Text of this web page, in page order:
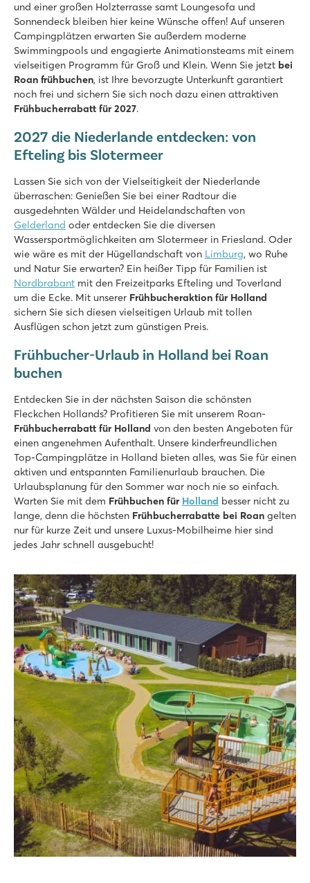
★ ★ ★ ★
Hallenbad und Freibad mit Rutschen und Badesee mit Strand
Umfangreiches Unterhaltungsprogramm und Indoor-
An der wunderschönen Hochmoorlandschaft De Peel
De Twee Bruggen
De Twee Bruggen
★ ★ ★
★
Innen- und Außenpool mit Rutschen
Themenpark Bumblebee World nur 20 Autominuten entfernt!
Mitten in der Nationalen Landschaft Winterswijk
Marvilla Parks Friese Meren
Marvilla Parks Friese Meren
Holland - - Friesland - Lemmer
★ ★ ★
Überschaubares Hallenbad
Gemütliches Restaurant mit schöner Terrasse
Vakantiepark Ackersate
Holland - - Gelderland - Voorthuizen
★ ★ ★ ★
Hallen- und Freibad und neuer Wasserspielplatz im Jahr 2026
Vielfältiges Animationsprogramm für Jung & Alt
Großartiger Sternecamping auf der Veluwe
TerSpegelt
TerSpegelt
Holland - - Nordbrabant - Eersel
Hallenbad und überdachter SterrenStrand
Einrichtungen und Animation für Groß & Klein
In den wunderschönen Kempen in Brabant gelegen
und einer großen Holzterrasse samt Loungesofa und
Sonnendeck bleiben hier keine Wünsche offen! Auf unseren
Campingplätzen erwarten Sie außerdem moderne
Swimmingpools und engagierte Animationsteams mit einem
vielseitigen Programm für Groß und Klein. Wenn Sie jetzt bei
Roan frühbuchen, ist Ihre bevorzugte Unterkunft garantiert
noch frei und sichern Sie sich noch dazu einen attraktiven
Frühbucherrabatt für 2027.
2027 die Niederlande entdecken: von
Efteling bis Slotermeer
Lassen Sie sich von der Vielseitigkeit der Niederlande
überraschen: Genießen Sie bei einer Radtour die
ausgedehnten Wälder und Heidelandschaften von
Gelderland oder entdecken Sie die diversen
Wassersportmöglichkeiten am Slotermeer in Friesland. Oder
wie wäre es mit der Hügellandschaft von Limburg, wo Ruhe
und Natur Sie erwarten? Ein heißer Tipp für Familien ist
Nordbrabant mit den Freizeitparks Efteling und Toverland
um die Ecke. Mit unserer Frühbucheraktion für Holland
sichern Sie sich diesen vielseitigen Urlaub mit tollen
Ausflügen schon jetzt zum günstigen Preis.
Frühbucher-Urlaub in Holland bei Roan
buchen
Entdecken Sie in der nächsten Saison die schönsten
Fleckchen Hollands? Profitieren Sie mit unserem Roan-
Frühbucherrabatt für Holland von den besten Angeboten für
einen angenehmen Aufenthalt. Unsere kinderfreundlichen
Top-Campingplätze in Holland bieten alles, was Sie für einen
aktiven und entspannten Familienurlaub brauchen. Die
Urlaubsplanung für den Sommer war noch nie so einfach.
Warten Sie mit dem Frühbuchen für Holland besser nicht zu
lange, denn die höchsten Frühbucherrabatte bei Roan gelten
nur für kurze Zeit und unsere Luxus-Mobilheime hier sind
jedes Jahr schnell ausgebucht!